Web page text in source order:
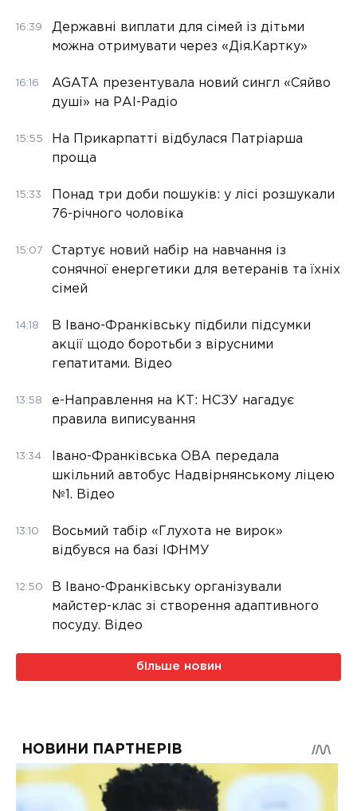
16:39
Державні виплати для сімей із дітьми
можна отримувати через «Дія.Картку»
16:16
AGATA презентувала новий сингл «Сяйво
душі» на РАІ-Радіо
15:55
На Прикарпатті відбулася Патріарша
проща
15:33
Понад три доби пошуків: у лісі розшукали
76-річного чоловіка
15:07
Стартує новий набір на навчання із
сонячної енергетики для ветеранів та їхніх
сімей
14:18
В Івано-Франківську підбили підсумки
акції щодо боротьби з вірусними
гепатитами. Відео
13:58
е-Направлення на КТ: НСЗУ нагадує
правила виписування
13:34
Івано-Франківська ОВА передала
шкільний автобус Надвірнянському ліцею
№1. Відео
13:10
Восьмий табір «Глухота не вирок»
відбувся на базі ІФНМУ
12:50
В Івано-Франківську організували
майстер-клас зі створення адаптивного
посуду. Відео
більше новин